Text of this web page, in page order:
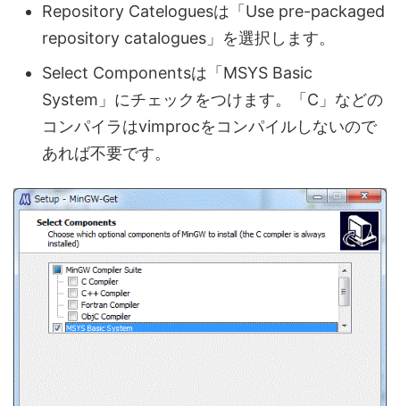
Repository Cateloguesは「Use pre-packaged
repository catalogues」を選択します。
Select Componentsは「MSYS Basic
System」にチェックをつけます。「C」などの
コンパイラはvimprocをコンパイルしないので
あれば不要です。